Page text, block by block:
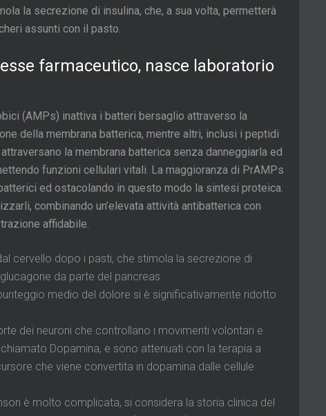
la secrezione di insulina, che, a sua volta, permetterà
assunti con il pasto.
farmaceutico, nasce laboratorio
(AMPs) inattiva i batteri bersaglio attraverso la
della membrana batterica, mentre altri, inclusi i peptidi
la membrana batterica senza danneggiarla ed
funzioni cellulari vitali. La maggioranza di PrAMPs
ed ostacolando in questo modo la sintesi proteica.
combinando un’elevata attività antibatterica con
affidabile.
cervello dopo i pasti, che stimola la secrezione di
da parte del pancreas.
medio del dolore si è significativamente ridotto
dei neuroni che controllano i movimenti volontari e
Dopamina, e sono attenuati con la terapia a
che viene convertita in dopamina dalle cellule
è molto complicata, si considera la storia clinica del